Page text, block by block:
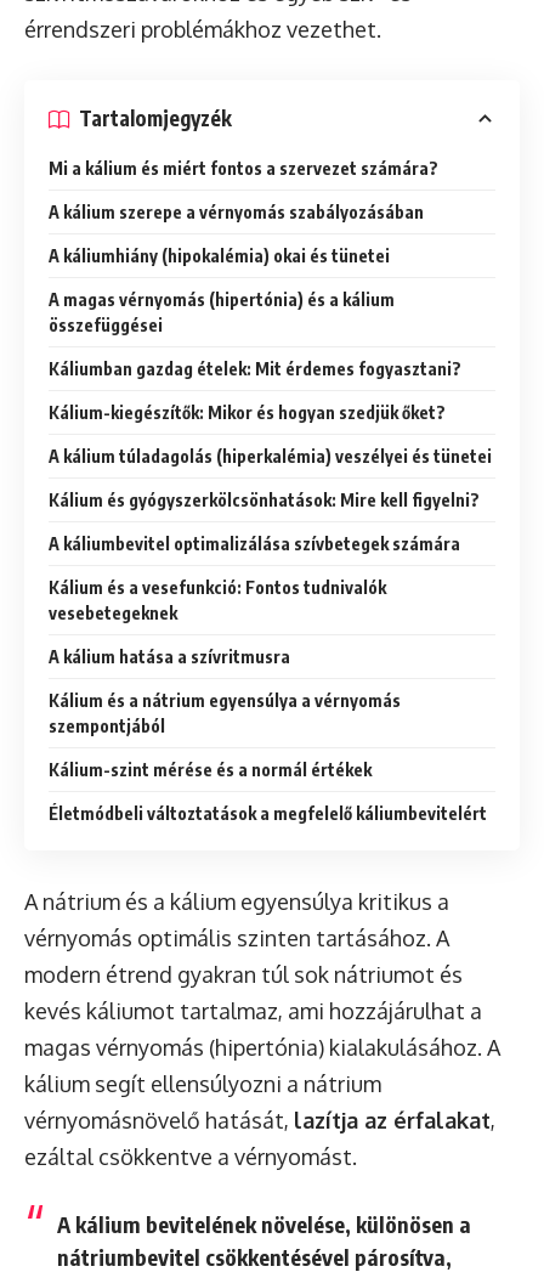
érrendszeri problémákhoz vezethet.
Tartalomjegyzék
Mi a kálium és miért fontos a szervezet számára?
A kálium szerepe a vérnyomás szabályozásában
A káliumhiány (hipokalémia) okai és tünetei
A magas vérnyomás (hipertónia) és a kálium
összefüggései
Káliumban gazdag ételek: Mit érdemes fogyasztani?
Kálium-kiegészítők: Mikor és hogyan szedjük őket?
A kálium túladagolás (hiperkalémia) veszélyei és tünetei
Kálium és gyógyszerkölcsönhatások: Mire kell figyelni?
A káliumbevitel optimalizálása szívbetegek számára
Kálium és a vesefunkció: Fontos tudnivalók
vesebetegeknek
A kálium hatása a szívritmusra
Kálium és a nátrium egyensúlya a vérnyomás
szempontjából
Kálium-szint mérése és a normál értékek
Életmódbeli változtatások a megfelelő káliumbevitelért
A nátrium és a kálium egyensúlya kritikus a
vérnyomás optimális szinten tartásához. A
modern étrend gyakran túl sok nátriumot és
kevés káliumot tartalmaz, ami hozzájárulhat a
magas vérnyomás (hipertónia) kialakulásához. A
kálium segít ellensúlyozni a nátrium
vérnyomásnövelő hatását, lazítja az érfalakat,
ezáltal csökkentve a vérnyomást.
A kálium bevitelének növelése, különösen a
nátriumbevitel csökkentésével párosítva,